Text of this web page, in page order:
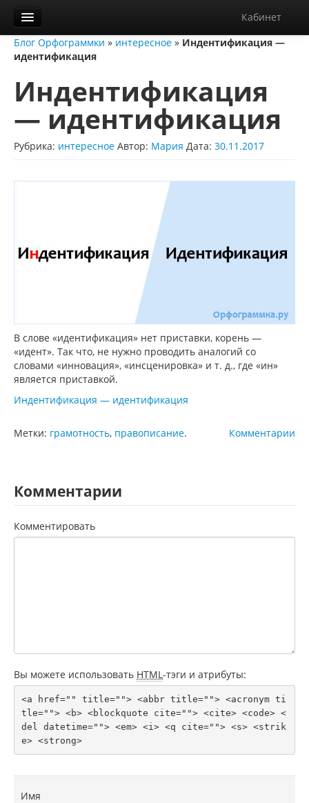
Кабинет
Орфограммка
Блог
О нас
Контакты
Справка
Блог Орфограммки » интересное » Индентификация —
идентификация
Индентификация
— идентификация
Рубрика: интересное Автор: Мария Дата: 30.11.2017
В слове «идентификация» нет приставки, корень —
«идент». Так что, не нужно проводить аналогий со
словами «инновация», «инсценировка» и т. д., где «ин»
является приставкой.
Индентификация — идентификация
Комментарии
Метки: грамотность, правописание.
Комментарии
Комментировать
Вы можете использовать HTML-тэги и атрибуты:
<a href="" title=""> <abbr title=""> <acronym ti
tle=""> <b> <blockquote cite=""> <cite> <code> <
del datetime=""> <em> <i> <q cite=""> <s> <strik
e> <strong>
Имя